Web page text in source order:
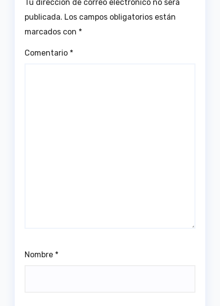
Tu dirección de correo electrónico no será
publicada. Los campos obligatorios están
marcados con *
Comentario *
Nombre *